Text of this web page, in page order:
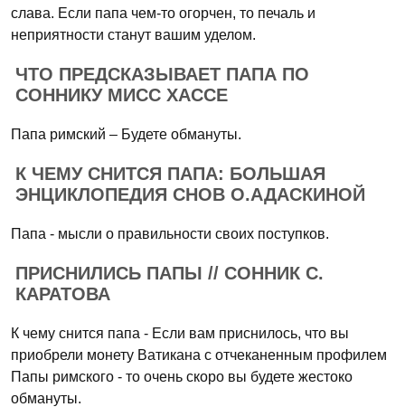
слава. Если папа чем-то огорчен, то печаль и
неприятности станут вашим уделом.
ЧТО ПРЕДСКАЗЫВАЕТ ПАПА ПО
СОННИКУ МИСС ХАССЕ
Папа римский – Будете обмануты.
К ЧЕМУ СНИТСЯ ПАПА: БОЛЬШАЯ
ЭНЦИКЛОПЕДИЯ СНОВ О.АДАСКИНОЙ
Папа - мысли о правильности своих поступков.
ПРИСНИЛИСЬ ПАПЫ // СОННИК С.
КАРАТОВА
К чему снится папа - Если вам приснилось, что вы
приобрели монету Ватикана с отчеканенным профилем
Папы римского - то очень скоро вы будете жестоко
обмануты.